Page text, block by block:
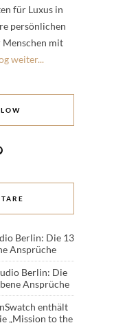
für Luxus in
persönlichen
mit
weiter...
Berlin: Die 13
Ansprüche
Berlin: Die
Ansprüche
enthält
„Mission to the